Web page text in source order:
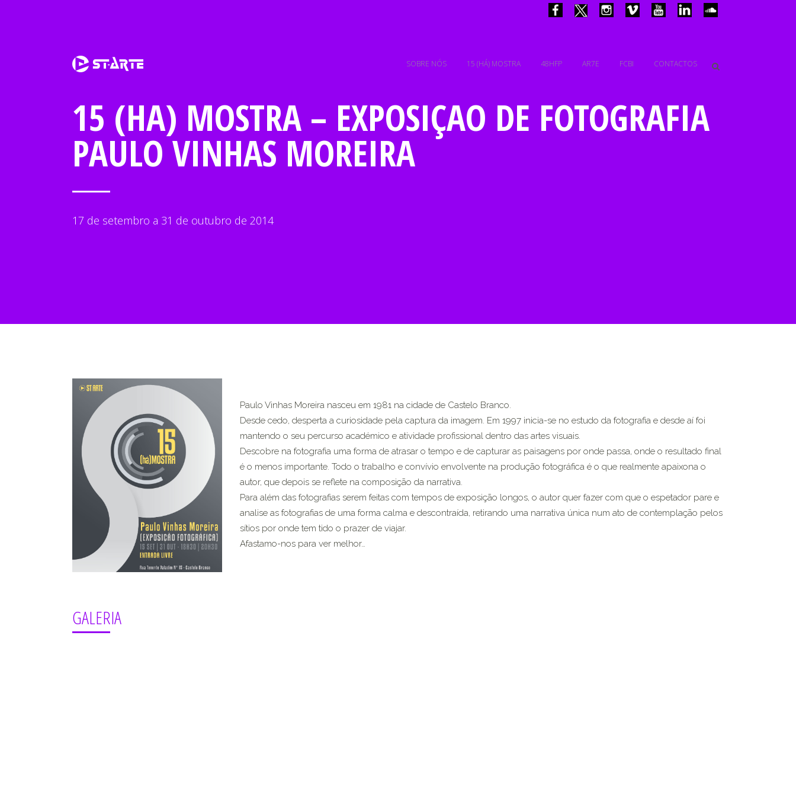
SOBRE NÓS 15 (HÁ) MOSTRA 48HFP AR7E FCBI CONTACTOS
15 (HÁ) MOSTRA – EXPOSIÇÃO DE FOTOGRAFIA
PAULO VINHAS MOREIRA
17 de setembro a 31 de outubro de 2014
Paulo Vinhas Moreira nasceu em 1981 na cidade de Castelo Branco.
Desde cedo, desperta a curiosidade pela captura da imagem. Em 1997 inicia-se no estudo da fotografia e desde aí foi
mantendo o seu percurso académico e atividade profissional dentro das artes visuais.
Descobre na fotografia uma forma de atrasar o tempo e de capturar as paisagens por onde passa, onde o resultado final
é o menos importante. Todo o trabalho e convívio envolvente na produção fotográfica é o que realmente apaixona o
autor, que depois se reflete na composição da narrativa.
Para além das fotografias serem feitas com tempos de exposição longos, o autor quer fazer com que o espetador pare e
analise as fotografias de uma forma calma e descontraída, retirando uma narrativa única num ato de contemplação pelos
sítios por onde tem tido o prazer de viajar.
Afastamo-nos para ver melhor…
GALERIA